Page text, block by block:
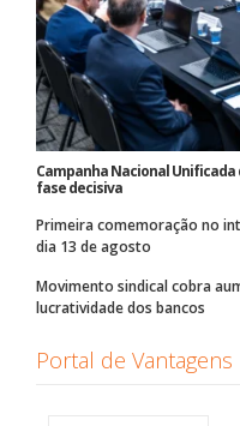
Campanha Nacional
fase decisiva
Primeira comemoração no
dia 13 de agosto
Movimento sindical cobra
lucratividade dos bancos
Portal de Vantagens